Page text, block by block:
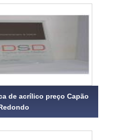
de acrílico preço Capão